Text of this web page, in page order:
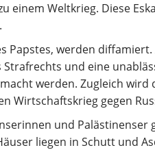
einem Weltkrieg. Diese
Papstes, werden
und eine
werden. Zugleich wird
Wirtschaftskrieg gegen
und
liegen in Schutt und